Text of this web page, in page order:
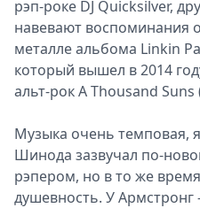
рэп-роке DJ Quicksilver,
навевают воспоминания
металле альбома Linkin
который вышел в 2014
альт-рок A Thousand Suns
Музыка очень темповая,
Шинода зазвучал по-
рэпером, но в то же время
душевность. У Армстронг